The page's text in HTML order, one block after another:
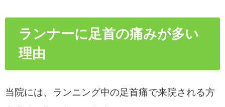
ランナーに足首の痛みが多い
理由
当院には、ランニング中の足首痛で来院される方